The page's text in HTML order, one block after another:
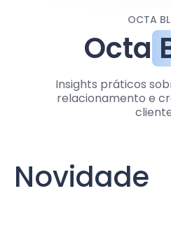
OCTA
Octa
Insights práticos
relacionamento e
Novidade